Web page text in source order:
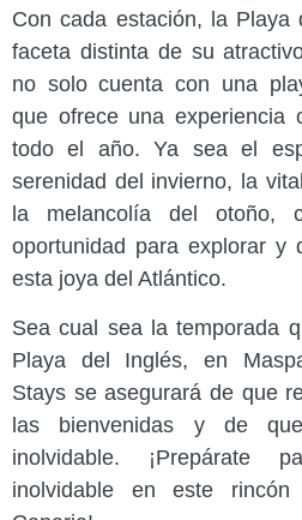
Con cada estación, la Playa
faceta distinta de su
no solo cuenta con una
que ofrece una experiencia
todo el año. Ya sea el
serenidad del invierno, la
la melancolía del otoño,
oportunidad para explorar y
esta joya del Atlántico.
Sea cual sea la temporada
Playa del Inglés, en
Stays se asegurará de que
las bienvenidas y de
inolvidable. ¡Prepárate
inolvidable en este